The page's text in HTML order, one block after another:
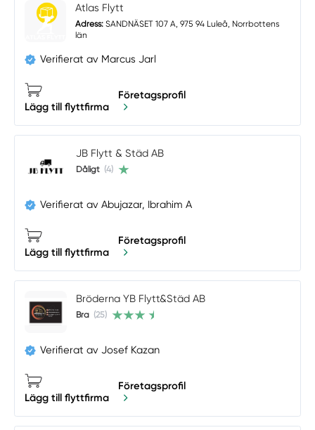
Atlas Flytt
Adress: SANDNÄSET 107 A, 975 94 Luleå, Norrbottens
län
Verifierat av Marcus Jarl
Lägg till flyttfirma
Företagsprofil
JB Flytt & Städ AB
Dåligt (4)
Verifierat av Abujazar, Ibrahim A
Lägg till flyttfirma
Företagsprofil
Bröderna YB Flytt&Städ AB
Bra (25)
Verifierat av Josef Kazan
Lägg till flyttfirma
Företagsprofil